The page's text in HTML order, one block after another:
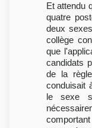
Et attendu
quatre
deux
collège
que
candidats
de la
conduisait
le sexe